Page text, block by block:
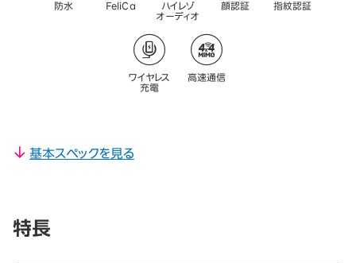
防水 FeliCa
ハイレゾ
オーディオ
顔認証 指紋認証
ワイヤレス
充電
高速通信
基本スペックを見る
特長